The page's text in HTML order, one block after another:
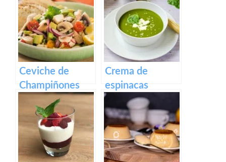
crema pastelera
crema de
anacardos
Ceviche de
Champiñones
Crema de
espinacas